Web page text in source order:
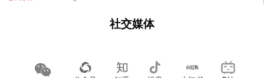
社交媒体